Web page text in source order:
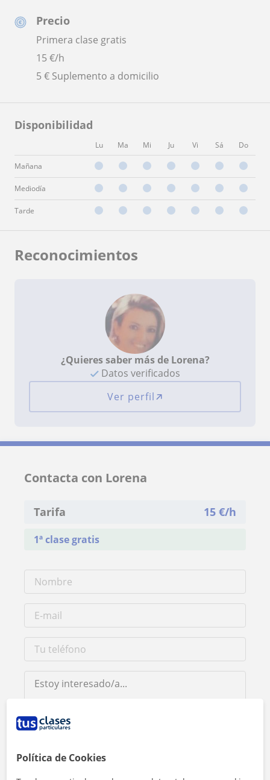
Precio
Primera clase gratis
15€/h
5 € Suplemento a domicilio
Disponibilidad
Lu Ma Mi Ju Vi Sá Do
Mañana
Mediodía
Tarde
Reconocimientos
¿Quieres saber más de Lorena?
Datos verificados
Ver perfil
Contacta con Lorena
Tarifa 15 €/h
1ª clase gratis
Política de Cookies